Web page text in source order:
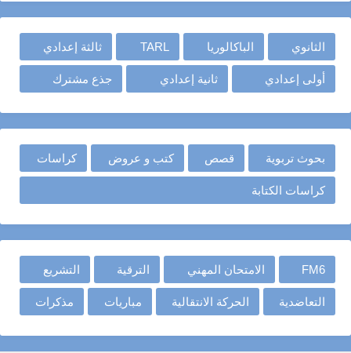
الثانوي الباكالوريا TARL ثالثة إعدادي
أولى إعدادي ثانية إعدادي جذع مشترك
بحوث تربوية قصص كتب و عروض كراسات
كراسات الكتابة
FM6 الامتحان المهني الترقية التشريع
التعاضدية الحركة الانتقالية مباريات مذكرات